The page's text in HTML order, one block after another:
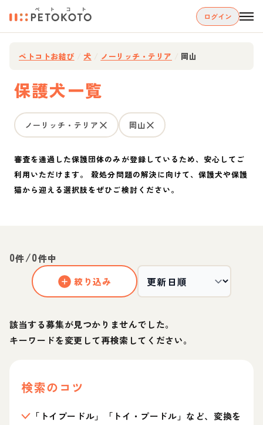
ログイン
ペトコトお結び 犬 ノーリッチ・テリア 岡山
保護犬一覧
ノーリッチ・テリア 岡山
審査を通過した保護団体のみが登録しているため、安心してご
利用いただけます。 殺処分問題の解決に向けて、保護犬や保護
猫から迎える選択肢をぜひご検討ください。
0件/0件中
絞り込み
該当する募集が見つかりませんでした。
キーワードを変更して再検索してください。
検索のコツ
「トイプードル」「トイ・プードル」など、変換を